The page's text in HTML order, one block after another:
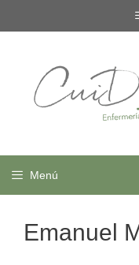
al
Menú
Emanuel